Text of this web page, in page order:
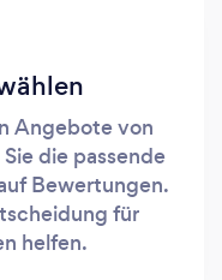
Angebote von
die passende
Bewertungen.
für
helfen.